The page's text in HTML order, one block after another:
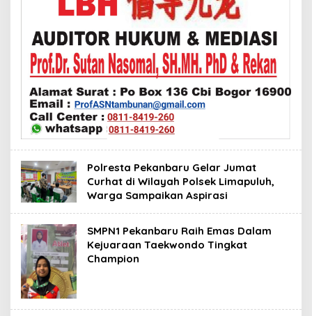
Polresta Pekanbaru Gelar Jumat
Curhat di Wilayah Polsek Limapuluh,
Warga Sampaikan Aspirasi
SMPN1 Pekanbaru Raih Emas Dalam
Kejuaraan Taekwondo Tingkat
Champion